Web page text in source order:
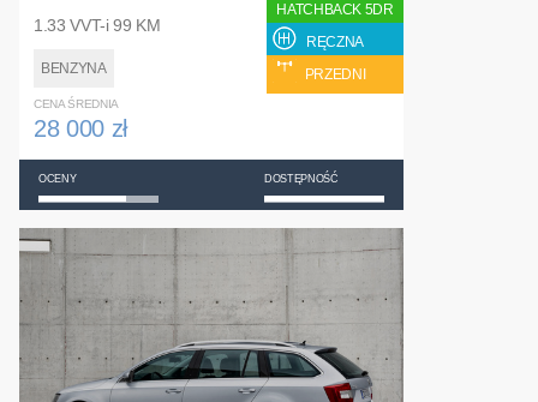
1.33 VVT-i 99 KM
BENZYNA
HATCHBACK 5DR
RĘCZNA
PRZEDNI
CENA ŚREDNIA
28 000 zł
OCENY DOSTĘPNOŚĆ